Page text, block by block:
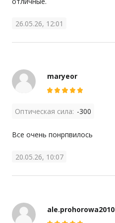
26.05.26, 12:01
maryeor
Оптическая сила: -300
Все очень понрпвилось
20.05.26, 10:07
ale.prohorowa2010